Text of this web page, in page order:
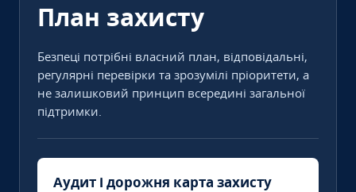
План захисту
Безпеці потрібні власний план, відповідальні,
регулярні перевірки та зрозумілі пріоритети, а
не залишковий принцип всередині загальної
підтримки.
Аудит і дорожня карта захисту